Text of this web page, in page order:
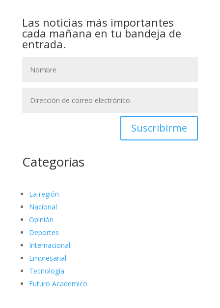
Las noticias más importantes
cada mañana en tu bandeja de
entrada.
Suscribirme
Categorias
La región
Nacional
Opinión
Deportes
Internacional
Empresarial
Tecnología
Futuro Academico